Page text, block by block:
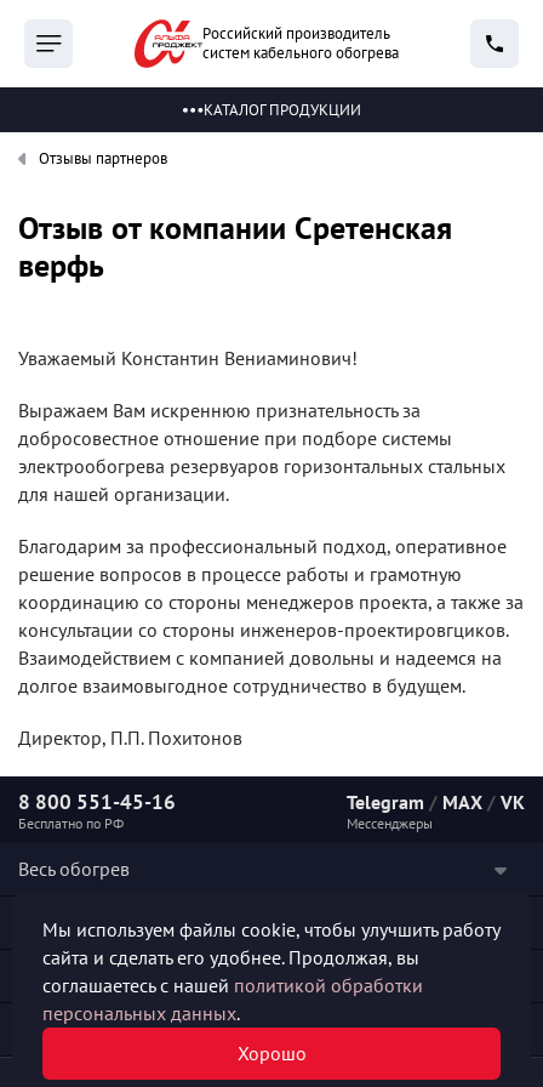
Российский производитель
систем кабельного обогрева
КАТАЛОГ ПРОДУКЦИИ
Отзывы партнеров
Отзыв от компании Сретенская
верфь
Уважаемый Константин Вениаминович!
Выражаем Вам искреннюю признательность за
добросовестное отношение при подборе системы
электрообогрева резервуаров горизонтальных стальных
для нашей организации.
Благодарим за профессиональный подход, оперативное
решение вопросов в процессе работы и грамотную
координацию со стороны менеджеров проекта, а также за
консультации со стороны инженеров-проектировгциков.
Взаимодействием с компанией довольны и надеемся на
долгое взаимовыгодное сотрудничество в будущем.
Директор, П.П. Похитонов
8 800 551-45-16
Бесплатно по РФ
Telegram / MAX / VK
Мессенджеры
Весь обогрев
Наши услуги
Полезная информация
Мы используем файлы cookie, чтобы улучшить работу
сайта и сделать его удобнее. Продолжая, вы
соглашаетесь с нашей политикой обработки
персональных данных.
Хорошо